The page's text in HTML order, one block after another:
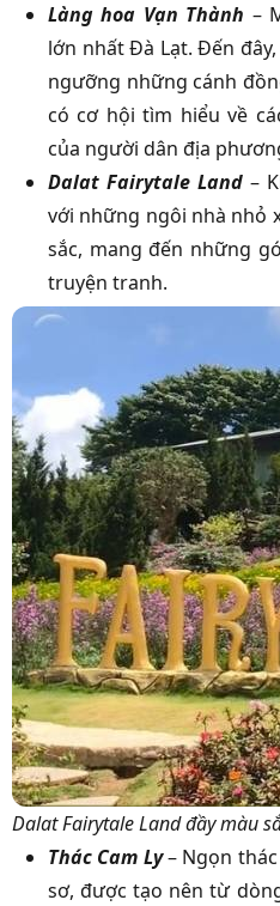
Làng hoa Vạn Thành –
lớn nhất Đà Lạt. Đến
ngưỡng những cánh
có cơ hội tìm hiểu về
của người dân địa
Dalat Fairytale Land–
với những ngôi nhà nhỏ
sắc, mang đến những
truyện tranh.
Dalat Fairytale Land đầy màu
Thác Cam Ly– Ngọn
sơ, được tạo nên từ